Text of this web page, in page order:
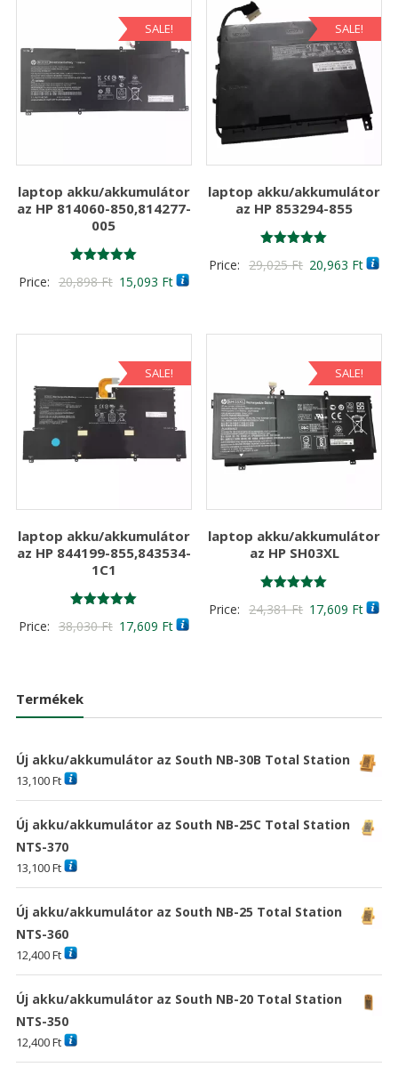
SALE!
laptop akku/akkumulátor
az HP 814060-850,814277-
005
5.00
Price: 20,898Ft Original
15,093 FtCurrent
SALE!
laptop akku/akkumulátor
az HP 853294-855
5.00
Price: 29,025Ft Original
29,025 Ft
20,963 Ft
SALE!
laptop akku/akkumulátor
az HP 844199-855,843534-
1C1
5.00
Price: 38,030Ft Original
17,609 FtCurrent
SALE!
laptop akku/akkumulátor
az HP SH03XL
5.00
Price: 24,381Ft Original
17,609 Ft
Termékek
Új akku/akkumulátor az South NB-30B Total Station
13,100Ft
Új akku/akkumulátor az South NB-25C Total Station
NTS-370
13,100Ft
Új akku/akkumulátor az South NB-25 Total Station
NTS-360
12,400Ft
Új akku/akkumulátor az South NB-20 Total Station
NTS-350
12,400Ft